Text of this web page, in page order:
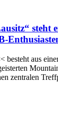
steht
aus
zentralen